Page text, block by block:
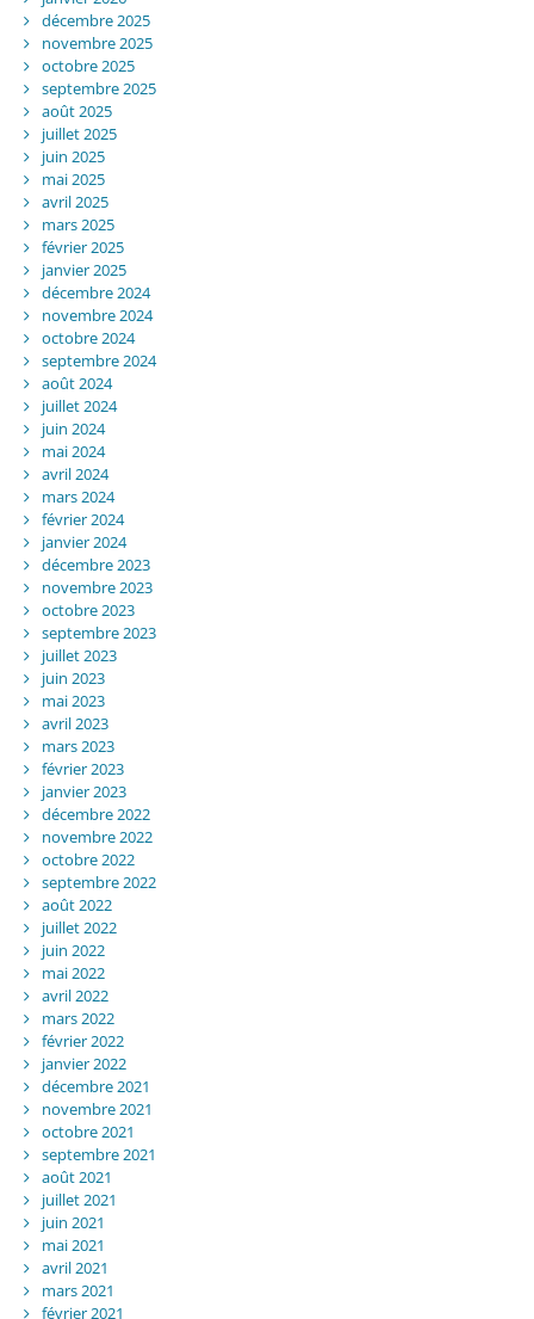
décembre 2025
novembre 2025
octobre 2025
septembre 2025
août 2025
juillet 2025
juin 2025
mai 2025
avril 2025
mars 2025
février 2025
janvier 2025
décembre 2024
novembre 2024
octobre 2024
septembre 2024
août 2024
juillet 2024
juin 2024
mai 2024
avril 2024
mars 2024
février 2024
janvier 2024
décembre 2023
novembre 2023
octobre 2023
septembre 2023
juillet 2023
juin 2023
mai 2023
avril 2023
mars 2023
février 2023
janvier 2023
décembre 2022
novembre 2022
octobre 2022
septembre 2022
août 2022
juillet 2022
juin 2022
mai 2022
avril 2022
mars 2022
février 2022
janvier 2022
décembre 2021
novembre 2021
octobre 2021
septembre 2021
août 2021
juillet 2021
juin 2021
mai 2021
avril 2021
mars 2021
février 2021